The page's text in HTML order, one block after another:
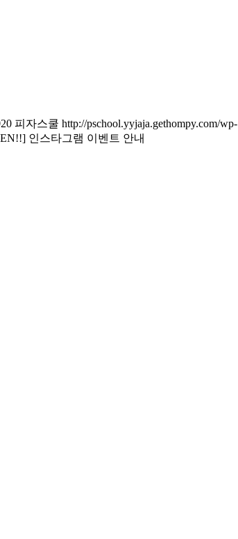
피자스쿨 http://pschool.yyjaja.gethompy.com/wp-
인스타그램 이벤트 안내